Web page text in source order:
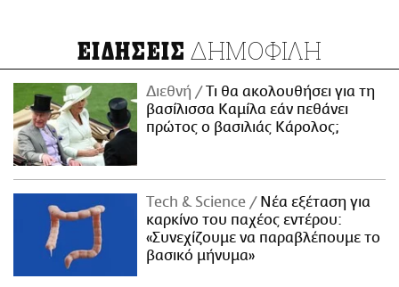
ΕΙΔΗΣΕΙΣ ΔΗΜΟΦΙΛΗ
Διεθνή
Τι θα ακολουθήσει για τη
βασίλισσα Καμίλα εάν πεθάνει
πρώτος ο βασιλιάς Κάρολος;
Τech & Science
Νέα εξέταση για
καρκίνο του παχέος εντέρου:
«Συνεχίζουμε να παραβλέπουμε το
βασικό μήνυμα»